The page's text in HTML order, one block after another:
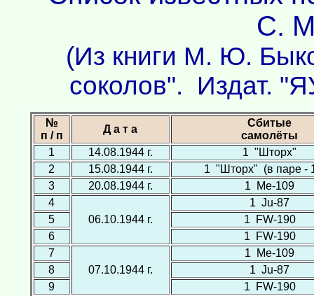
С.
(Из книги М. Ю.
соколов". Издат.
№
п / п
Д а т а
Сбитые
самолёты
1
14.08.1944 г.
1 "Шторх"
2
15.08.1944 г.
1 "Шторх" (в паре -
3
20.08.1944 г.
1 Ме-109
4
06.10.1944 г.
1 Ju-87
5
1 FW-190
6
1 FW-190
7
07.10.1944 г.
1 Ме-109
8
1 Ju-87
9
1 FW-190